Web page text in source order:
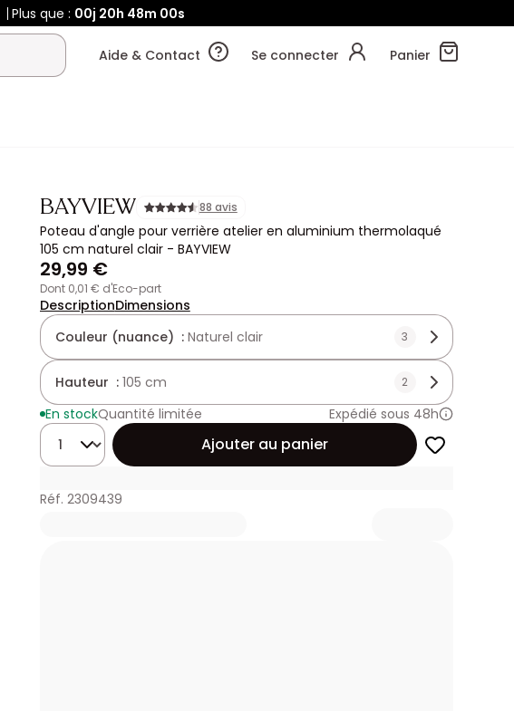
Plus que : 00j 20h 47m 58s
Aide & Contact Se connecter Panier
BAYVIEW 88 avis
Poteau d'angle pour verrière atelier en aluminium thermolaqué
105 cm naturel clair - BAYVIEW
29,99 €
dont 0,01 € d'Eco-part
DescriptionDimensions
Couleur (nuance) : Naturel clair 3
Hauteur : 105 cm 2
En stockQuantité limitée
Expédié sous 48h
Quantité
Ajouter au panier
Réf. 2309439